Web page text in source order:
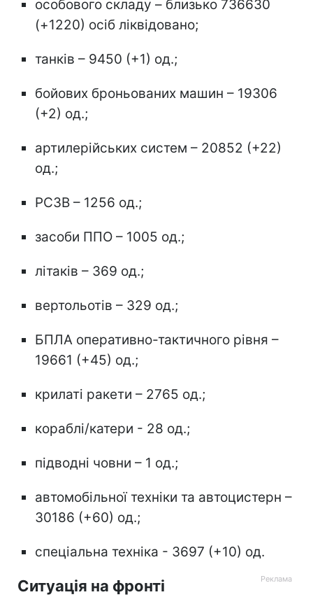
особового складу – близько 736630
(+1220) осіб ліквідовано;
танків – 9450 (+1) од.;
бойових броньованих машин – 19306
(+2) од.;
артилерійських систем – 20852 (+22)
од.;
РСЗВ – 1256 од.;
засоби ППО – 1005 од.;
літаків – 369 од.;
вертольотів – 329 од.;
БПЛА оперативно-тактичного рівня –
19661 (+45) од.;
крилаті ракети – 2765 од.;
кораблі/катери - 28 од.;
підводні човни – 1 од.;
автомобільної техніки та автоцистерн –
30186 (+60) од.;
спеціальна техніка - 3697 (+10) од.
Ситуація на фронті